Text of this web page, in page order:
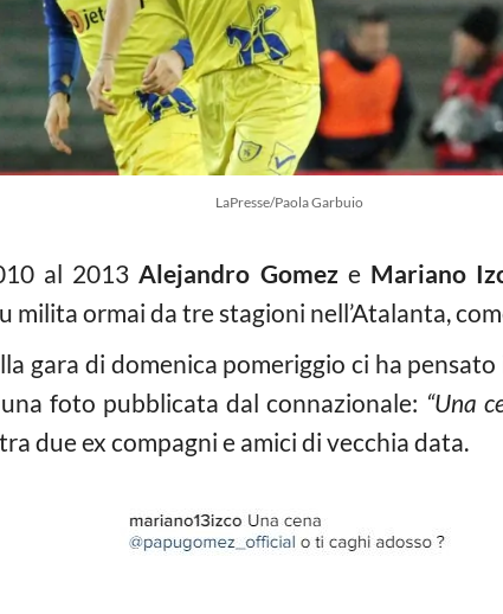
LaPresse/Paola Garbuio
al 2013Alejandro Gomeze Mariano
milita ormai da tre stagioni nell’Atalanta,
gara di domenica pomeriggio ci ha
foto pubblicata dal connazionale: “Una
due ex compagni e amici di vecchia data.